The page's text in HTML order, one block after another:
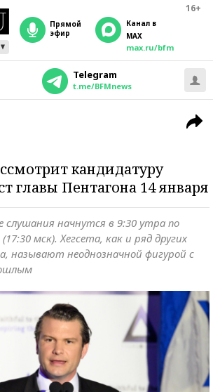
16+
прямой
эфир
Канал в
MAX
max.ru/bfm
Telegram
t.me/BFMnews
кандидатуру
главы Пентагона 14 января
начнутся в 9:30 утра по
мск). Хегсета, как и ряд других
называют неоднозначной фигурой с